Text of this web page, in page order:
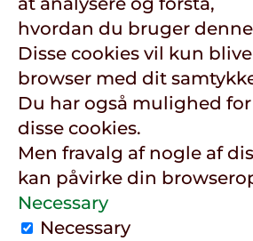
hvordan du bruger
Disse cookies vil kun
browser med dit
Du har også mulighed
disse cookies.
Men fravalg af nogle af
kan påvirke din
Necessary
Necessary